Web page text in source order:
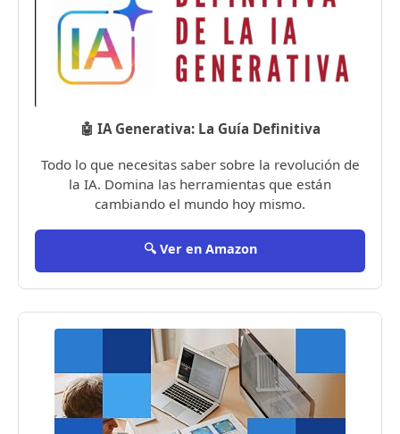
🤖 IA Generativa: La Guía Definitiva
Todo lo que necesitas saber sobre la revolución de
la IA. Domina las herramientas que están
cambiando el mundo hoy mismo.
🔍 Ver en Amazon